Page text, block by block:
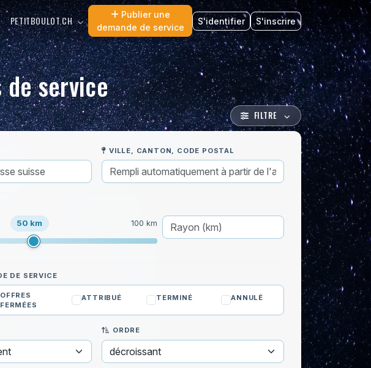
PETITBOULOT.CH
Publier une
demande de service
S'identifier S'inscrire
de service
FILTRE
VILLE, CANTON, CODE POSTAL
50 km 100 km
DE SERVICE
OFFRES
FERMÉES
ATTRIBUÉ TERMINÉ ANNULÉ
ORDRE